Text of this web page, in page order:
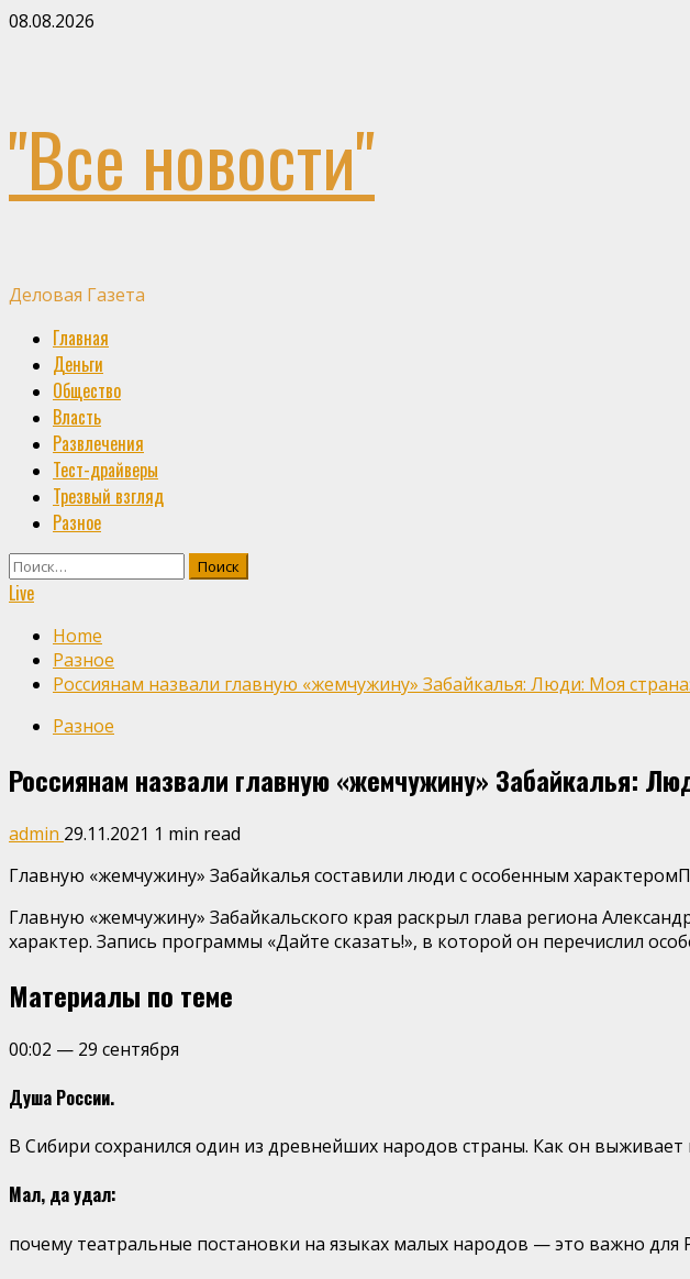
Skip
08.08.2026
"Все новости"
Деловая Газета
Primary
Menu
Главная
Деньги
Общество
Власть
Развлечения
Тест-драйверы
Трезвый взгляд
Разное
Найти:
Live
Home
Разное
Россиянам назвали главную «жемчужину» Забайкалья: Люди: Моя
Разное
Россиянам назвали главную «жемчужину» Забайкалья:
admin 29.11.2021 1 min read
Главную «жемчужину» Забайкалья составили люди с особенным
Главную «жемчужину» Забайкальского края раскрыл глава региона
характер. Запись программы «Дайте сказать!», в которой он перечислил
Материалы по теме
00:02 — 29 сентября
Душа России.
В Сибири сохранился один из древнейших народов страны. Как он
Мал, да удал:
почему театральные постановки на языках малых народов — это важно для